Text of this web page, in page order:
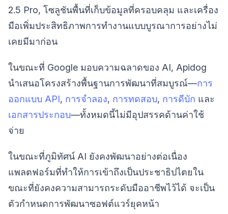
2.5 Pro, โซลูชันพื้นที่เก็บข้อมูลที่ครอบคลุม และเครื่อง
มือเพิ่มประสิทธิภาพการทำงานแบบบูรณาการอย่างไม่
เคยมีมาก่อน
ในขณะที่ Google มอบความฉลาดของ AI, Apidog
นำเสนอโครงสร้างพื้นฐานการพัฒนาที่สมบูรณ์—การ
ออกแบบ API, การจำลอง, การทดสอบ, การดีบัก และ
เอกสารประกอบ—ทั้งหมดนี้ไม่มีอุปสรรคด้านค่าใช้
จ่าย
ในขณะที่ภูมิทัศน์ AI ยังคงพัฒนาอย่างต่อเนื่อง
แพลตฟอร์มที่ทำให้การเข้าถึงเป็นประชาธิปไตยใน
ขณะที่ยังคงความสามารถระดับมืออาชีพไว้ได้ จะเป็น
ตัวกำหนดการพัฒนาซอฟต์แวร์ยุคหน้า